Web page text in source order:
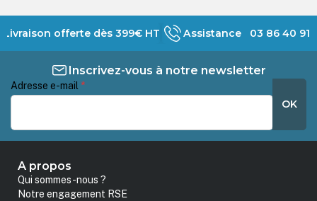
Livraison offerte dès 399€ HT Assistance 03 86 40 91
Inscrivez-vous à notre newsletter
Adresse e-mail *
OK
A propos
Qui sommes-nous ?
Notre engagement RSE